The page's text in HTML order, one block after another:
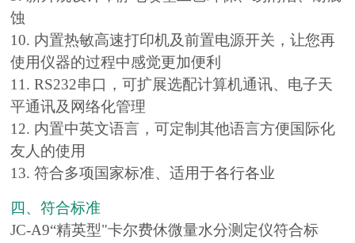
蚀
10. 内置热敏高速打印机及前置电源开关，让您再
使用仪器的过程中感觉更加便利
11. RS232串口，可扩展选配计算机通讯、电子天
平通讯及网络化管理
12. 内置中英文语言，可定制其他语言方便国际化
友人的使用
13. 符合多项国家标准、适用于各行各业
四、符合标准
JC-A9“精英型"卡尔费休微量水分测定仪符合标